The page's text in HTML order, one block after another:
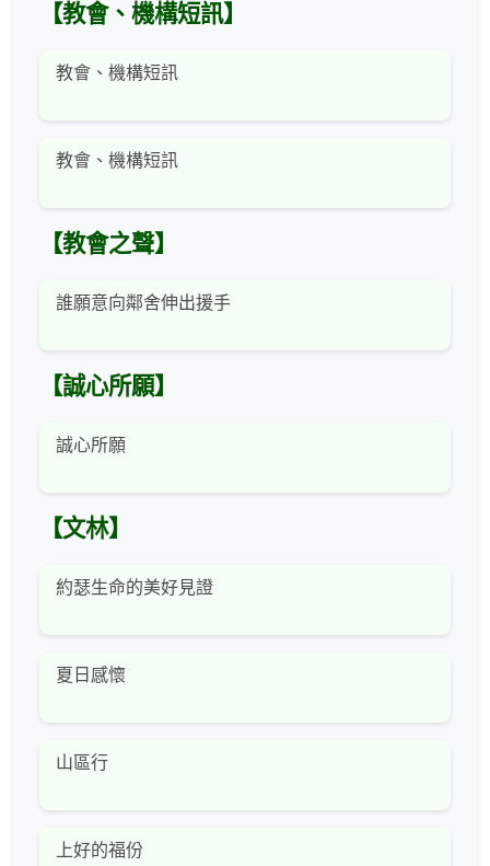
【教會、機構短訊】
教會、機構短訊
教會、機構短訊
【教會之聲】
誰願意向鄰舍伸出援手
【誠心所願】
誠心所願
【文林】
約瑟生命的美好見證
夏日感懷
山區行
上好的福份